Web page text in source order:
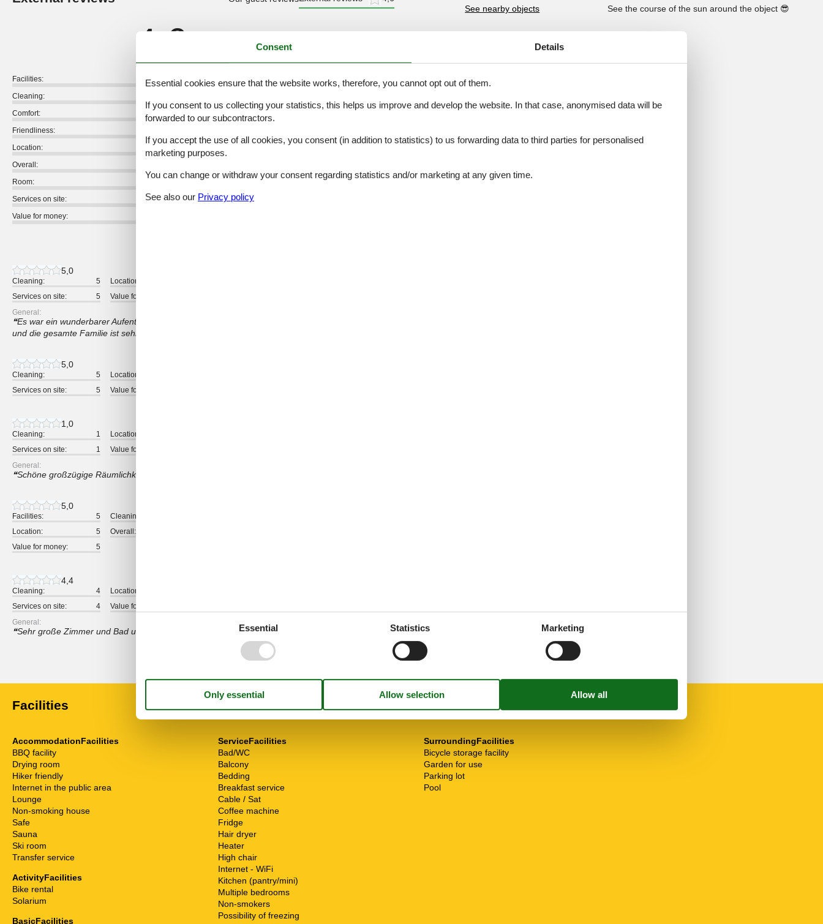
4,6
Facilities:
5,0
Cleaning:
Comfort:
Friendliness:
Location:
Overall:
Room:
Services on site:
Value for money:
5,0
Cleaning: 5 Location:
Services on site:
5 Value for money:
General:
Es war ein wunderbarer Aufenthalt, die Wohnung ist modern und top ausgestattet! Herr Wallner
und die gesamte Familie ist sehr herzlich, beim Frühstück wurden wir liebevoll betreut.
5,0
Cleaning: 5 Location:
Services on site:
5 Value for money:
1,0
Cleaning: 1 Location:
Services on site:
1 Value for money:
General:
Schöne großzügige Räumlichkeiten und traumhafte Aussicht!
5,0
Facilities: 5 Cleaning:
Location:
5 Overall:
Value for money:
5
4,4
Cleaning: 4 Location:
Services on site:
4 Value for money:
General:
Sehr große Zimmer und Bad und WC getrennt. Super!
See nearby objects See the course of the sun around the object 😎
Facilities
AccommodationFacilities
BBQ facility
Drying room
Hiker friendly
Internet in the public area
Lounge
Non-smoking house
Safe
Sauna
Ski room
Transfer service
ActivityFacilities
Bike rental
Solarium
BasicFacilities
ServiceFacilities
Bad/WC
Balcony
Bedding
Breakfast service
Cable / Sat
Coffee machine
Fridge
Hair dryer
Heater
High chair
Internet - WiFi
Kitchen (pantry/mini)
Multiple bedrooms
Non-smokers
Possibility of freezing
SurroundingFacilities
Bicycle storage facility
Garden for use
Parking lot
Pool
Consent Details
Essential cookies ensure that the website works, therefore, you cannot opt out of them.
If you consent to us collecting your statistics, this helps us improve and develop the website. In that case, anonymised data will be
forwarded to our subcontractors.
If you accept the use of all cookies, you consent (in addition to statistics) to us forwarding data to third parties for personalised
marketing purposes.
You can change or withdraw your consent regarding statistics and/or marketing at any given time.
See also our Privacy policy
Essential Statistics Marketing